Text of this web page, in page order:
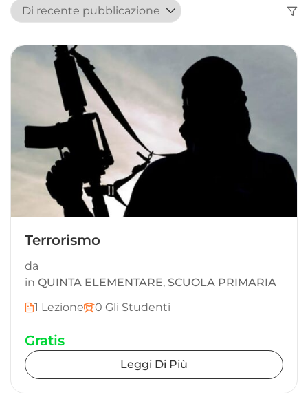
Terrorismo
da
in QUINTA ELEMENTARE, SCUOLA PRIMARIA
1 Lezione
0 Gli Studenti
Gratis
Leggi Di Più